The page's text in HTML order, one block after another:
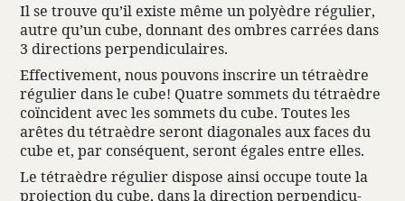
Il se trouve qu’il existe même un polyèdre régulier,
autre qu’un cube, donnant des ombres carrées dans
3 direc­tions perpen­di­cu­laires.
Effec­ti­ve­ment, nous pouvons inscrire un tétraèdre
régulier dans le cube! Quatre sommets du tétraèdre
coïncident avec les sommets du cube. Toutes les
arêtes du tétraèdre seront diago­nales aux faces du
cube et, par conséquent, seront égales entre elles.
Le tétraèdre régulier dispose ainsi occupe toute la
projec­tion du cube, dans la direc­tion perpen­di­cu­